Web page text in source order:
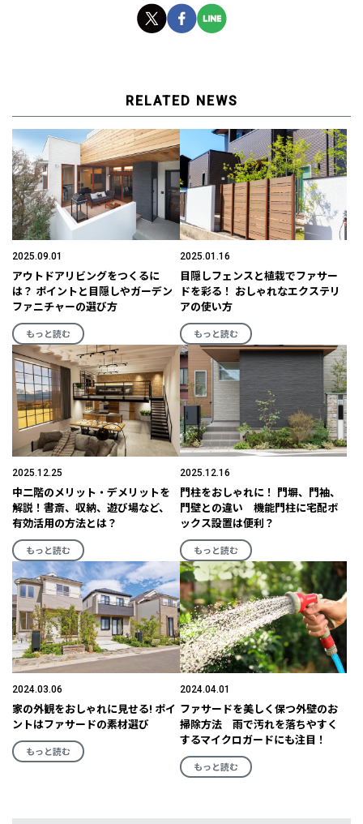
RELATED NEWS
2025.09.01
アウトドアリビングをつくるに
は？ ポイントと目隠しやガーデン
ファニチャーの選び方
もっと読む
2025.01.16
目隠しフェンスと植栽でファサー
ドを彩る！ おしゃれなエクステリ
アの使い方
もっと読む
2025.12.25
中二階のメリット・デメリットを
解説！書斎、収納、遊び場など、
有効活用の方法とは？
もっと読む
2025.12.16
門柱をおしゃれに！ 門塀、門袖、
門壁との違い 機能門柱に宅配ボ
ックス設置は便利？
もっと読む
2024.03.06
家の外観をおしゃれに見せる! ポイ
ントはファサードの素材選び
もっと読む
2024.04.01
ファサードを美しく保つ外壁のお
掃除方法 雨で汚れを落ちやすく
するマイクロガードにも注目！
もっと読む